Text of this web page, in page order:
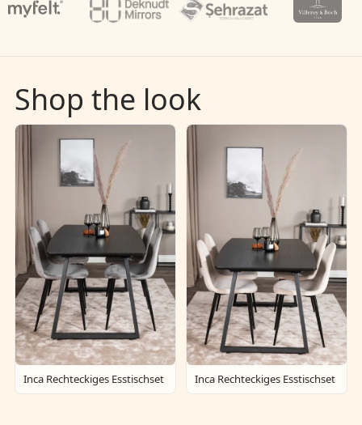
Shop the look
Inca Rechteckiges Esstischset Inca Rechteckiges Esstischset